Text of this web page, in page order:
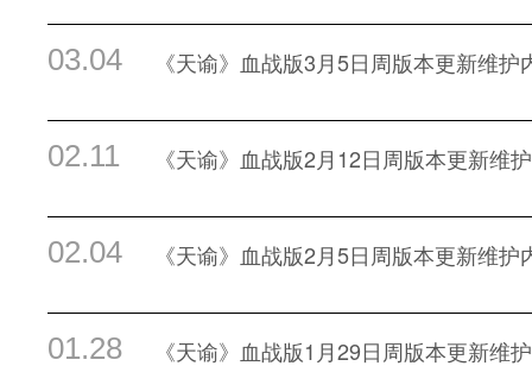
03.04 《天谕》血战版3月5日周版本更新维护
02.11 《天谕》血战版2月12日周版本更新维
02.04 《天谕》血战版2月5日周版本更新维护
01.28 《天谕》血战版1月29日周版本更新维